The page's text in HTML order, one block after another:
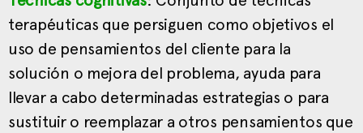
terapéuticas que persiguen como objetivos el
uso de pensamientos del cliente para la
solución o mejora del problema, ayuda para
llevar a cabo determinadas estrategias o para
sustituir o reemplazar a otros pensamientos que